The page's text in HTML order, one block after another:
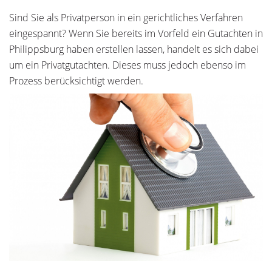
Sind Sie als Privatperson in ein gerichtliches Verfahren
eingespannt? Wenn Sie bereits im Vorfeld ein Gutachten in
Philippsburg haben erstellen lassen, handelt es sich dabei
um ein Privatgutachten. Dieses muss jedoch ebenso im
Prozess berücksichtigt werden.